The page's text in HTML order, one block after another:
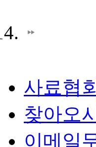
사료협
찾아오
이메일